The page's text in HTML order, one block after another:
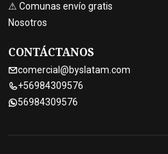
⚠ Comunas envío gratis
Nosotros
CONTÁCTANOS
comercial@byslatam.com
+56984309576
56984309576